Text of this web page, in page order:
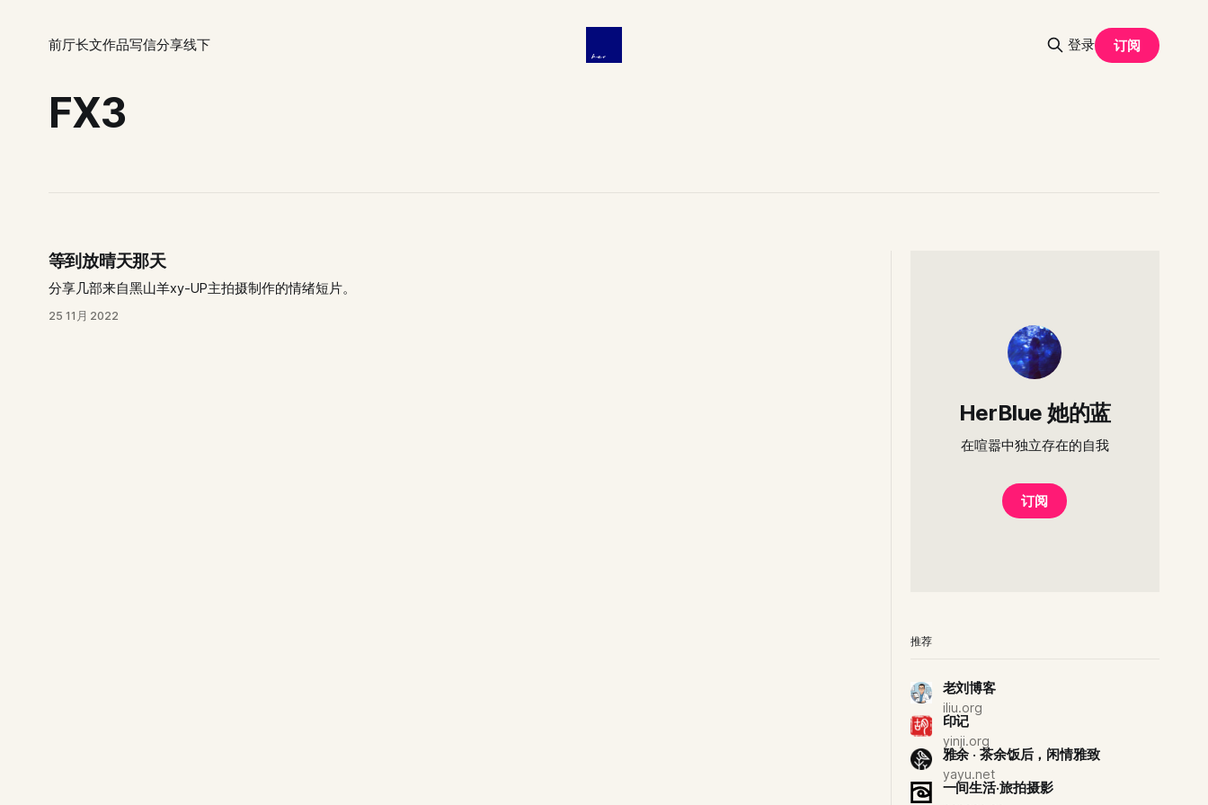
前厅长文作品写信分享线下 登录 订阅
FX3
等到放晴天那天
分享几部来自黑山羊xy-UP主拍摄制作的情绪短片。
25 11月 2022
HerBlue 她的蓝
在喧嚣中独立存在的自我
订阅
推荐
老刘博客
iliu.org
印记
yinji.org
雅余 · 茶余饭后，闲情雅致
yayu.net
一间生活·旅拍摄影